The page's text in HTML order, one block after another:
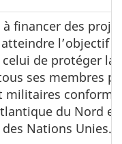
à financer des
l’objectif
celui de protéger la
ses membres
militaires
du Nord
Nations Unies.